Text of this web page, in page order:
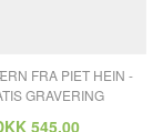
FRA PIET HEIN -
GRAVERING
545,00